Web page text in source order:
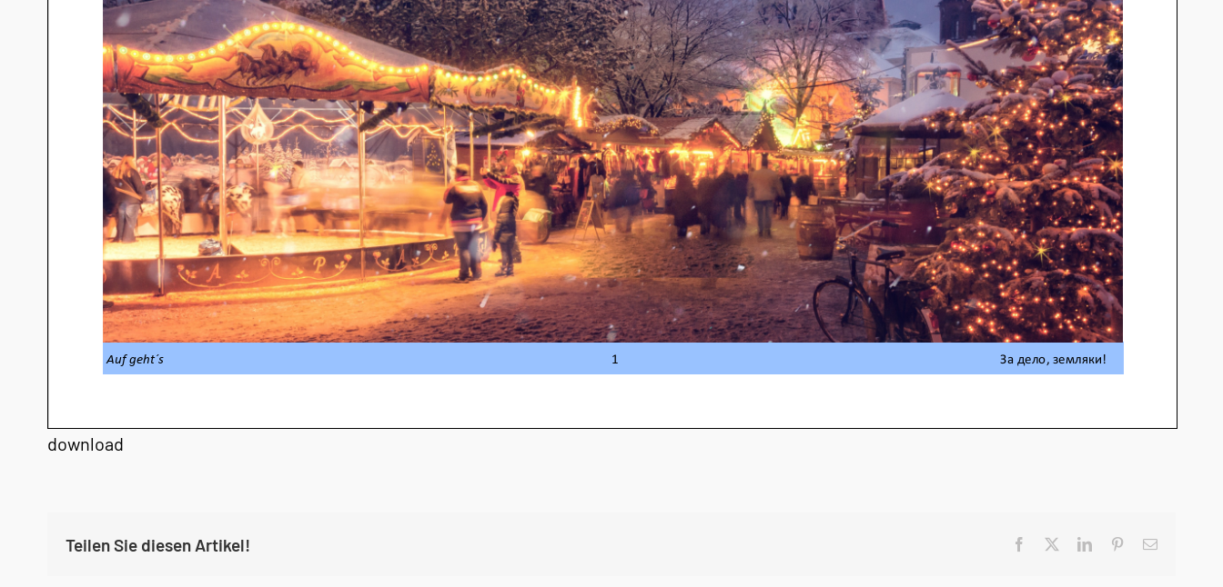
download
Teilen Sie diesen Artikel! Facebook LinkedInPinterest
E-